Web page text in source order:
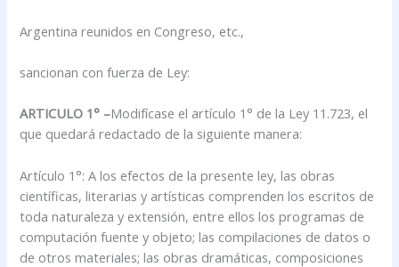
Argentina reunidos en Congreso, etc.,
sancionan con fuerza de Ley:
ARTICULO 1° –Modifícase el artículo 1° de la Ley 11.723, el
que quedará redactado de la siguiente manera:
Artículo 1°: A los efectos de la presente ley, las obras
científicas, literarias y artísticas comprenden los escritos de
toda naturaleza y extensión, entre ellos los programas de
computación fuente y objeto; las compilaciones de datos o
de otros materiales; las obras dramáticas, composiciones